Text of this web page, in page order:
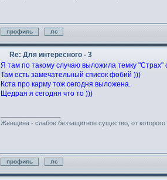
Профиль
Отправить личное
Re: Для интересного - 3
Я там по такому случаю выложила темку "Страх"
Там есть замечательный список фобий )))
Кста про карму тож сегодня выложена.
Щедрая я сегодня что то )))
Женщина - слабое беззащитное существо, от
Профиль
Отправить личное